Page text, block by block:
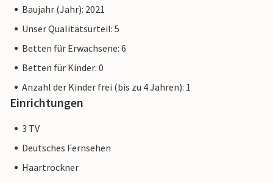
Sterne-Standard und bieten Ihnen einen erstklassigen
Aufenthalt. Etwaige Bautätigkeiten im Resort werden Ihren
Baujahr (Jahr): 2021
Unser Qualitätsurteil: 5
Betten für Erwachsene: 6
Betten für Kinder: 0
Anzahl der Kinder frei (bis zu 4 Jahren): 1
Einrichtungen
3 TV
Deutsches Fernsehen
Haartrockner